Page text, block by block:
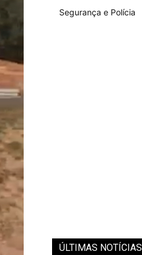
Segurança e Polícia
ÚLTIMAS NOTÍCIAS